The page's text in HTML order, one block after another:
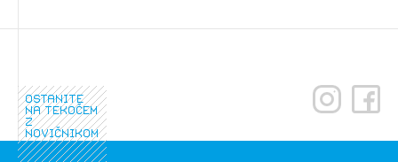
Izbrana vsebina je namenjena le ZAPS
registriranim uporabnikom. Da lahko do nje
dostopate, se je potrebno prijaviti.
ostanite
na tekočem
z
novičnikom